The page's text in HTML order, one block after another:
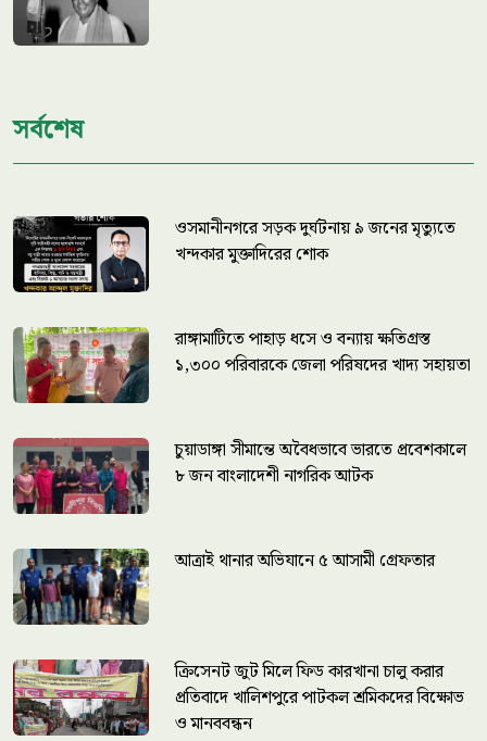
সর্বশেষ
ওসমানীনগরে সড়ক দুর্ঘটনায় ৯ জনের মৃত্যুতে
খন্দকার মুক্তাদিরের শোক
রাঙ্গামাটিতে পাহাড় ধসে ও বন্যায় ক্ষতিগ্রস্ত
১,৩০০ পরিবারকে জেলা পরিষদের খাদ্য সহায়তা
চুয়াডাঙ্গা সীমান্তে অবৈধভাবে ভারতে প্রবেশকালে
৮ জন বাংলাদেশী নাগরিক আটক
আত্রাই থানার অভিযানে ৫ আসামী গ্রেফতার
ক্রিসেনট জুট মিলে ফিড কারখানা চালু করার
প্রতিবাদে খালিশপুরে পাটকল শ্রমিকদের বিক্ষোভ
ও মানববন্ধন